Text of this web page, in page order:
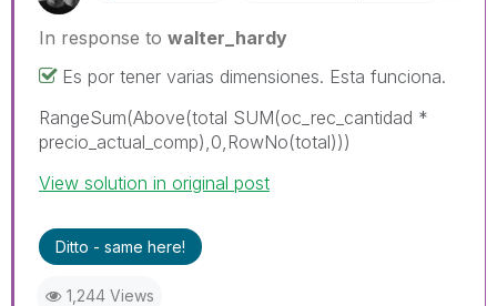
In response to walter_hardy
Es por tener varias dimensiones. Esta funciona.
RangeSum(Above(total SUM(oc_rec_cantidad *
precio_actual_comp),0,RowNo(total)))
View solution in original post
Ditto - same here!
1,244 Views